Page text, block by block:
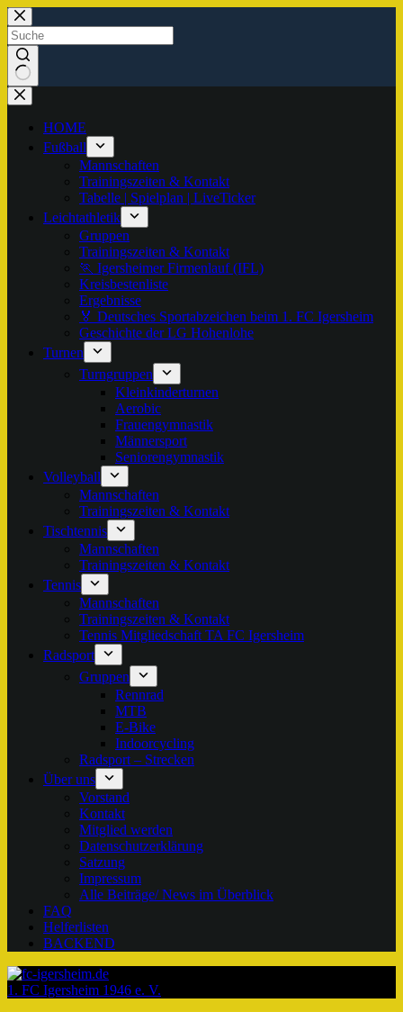
Zum
Inhalt
springen
Keine
Ergebnisse
HOME
Fußball
Mannschaften
Trainingszeiten & Kontakt
Tabelle | Spielplan | LiveTicker
Leichtathletik
Gruppen
Trainingszeiten & Kontakt
🏃 Igersheimer Firmenlauf (IFL)
Kreisbestenliste
Ergebnisse
🏅 Deutsches Sportabzeichen beim 1. FC Igersheim
Geschichte der LG Hohenlohe
Turnen
Turngruppen
Kleinkinderturnen
Aerobic
Frauengymnastik
Männersport
Seniorengymnastik
Volleyball
Mannschaften
Trainingszeiten & Kontakt
Tischtennis
Mannschaften
Trainingszeiten & Kontakt
Tennis
Mannschaften
Trainingszeiten & Kontakt
Tennis Mitgliedschaft TA FC Igersheim
Radsport
Gruppen
Rennrad
MTB
E-Bike
Indoorcycling
Radsport – Strecken
Über uns
Vorstand
Kontakt
Mitglied werden
Datenschutzerklärung
Satzung
Impressum
Alle Beiträge/ News im Überblick
FAQ
Helferlisten
BACKEND
1. FC Igersheim 1946 e. V.